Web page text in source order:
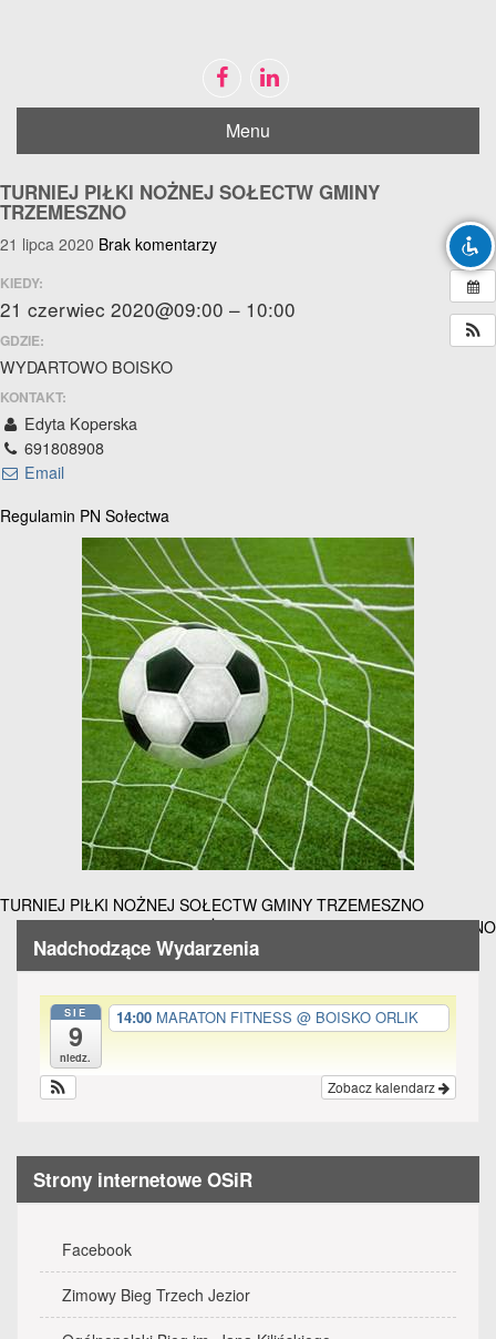
zoom_out Zoom out
zoom_in Zoom in
add_circle_outline Increase font
brightness_high Bright contrast
font_download Mark links
options
Menu
TURNIEJ PIŁKI NOŻNEJ SOŁECTW GMINY
TRZEMESZNO
21 lipca 2020 Brak komentarzy
KIEDY:
21 czerwiec 2020@09:00 – 10:00
GDZIE:
WYDARTOWO BOISKO
KONTAKT:
Edyta Koperska
691808908
Email
Regulamin PN Sołectwa
Nawigacja
wpisu
TURNIEJ PIŁKI NOŻNEJ SOŁECTW GMINY TRZEMESZNO
TURNIEJ PIŁKI NOŻNEJ SOŁECTW GMINY TRZEMESZNO
Nadchodzące Wydarzenia
SIE
9
niedz.
14:00 MARATON FITNESS @ BOISKO ORLIK
Zobacz kalendarz
Strony internetowe OSiR
Facebook
Zimowy Bieg Trzech Jezior